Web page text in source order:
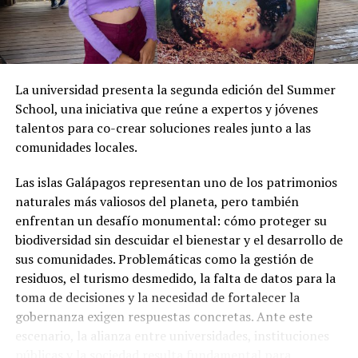
“Conozco a Leonardo Rodríguez, creo que ha hecho una
gran gestión en mi pueblo, en Chone, y es uno de los
alcaldes mejor valorado en nuestra población, la gente
acepte ir a la Prefectura de Manabí, porque se une al
candidato del oficialismo, vamos, el pueblo chonense
tiene clarísimo el por qué de la decisión de Leonardo
Rodríguez”, subrayó.
La universidad presenta la segunda edición del Summer
School, una iniciativa que reúne a expertos y jóvenes
talentos para co-crear soluciones reales junto a las
comunidades locales.
Las islas Galápagos representan uno de los patrimonios
naturales más valiosos del planeta, pero también
enfrentan un desafío monumental: cómo proteger su
biodiversidad sin descuidar el bienestar y el desarrollo de
sus comunidades. Problemáticas como la gestión de
residuos, el turismo desmedido, la falta de datos para la
toma de decisiones y la necesidad de fortalecer la
gobernanza exigen respuestas concretas. Ante este
escenario, la alianza entre universidades, instituciones